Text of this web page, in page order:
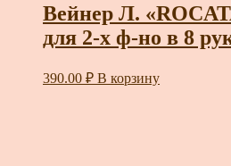
Вейнер Л.
для 2-х ф-но в 8
390.00 ₽ В корзину